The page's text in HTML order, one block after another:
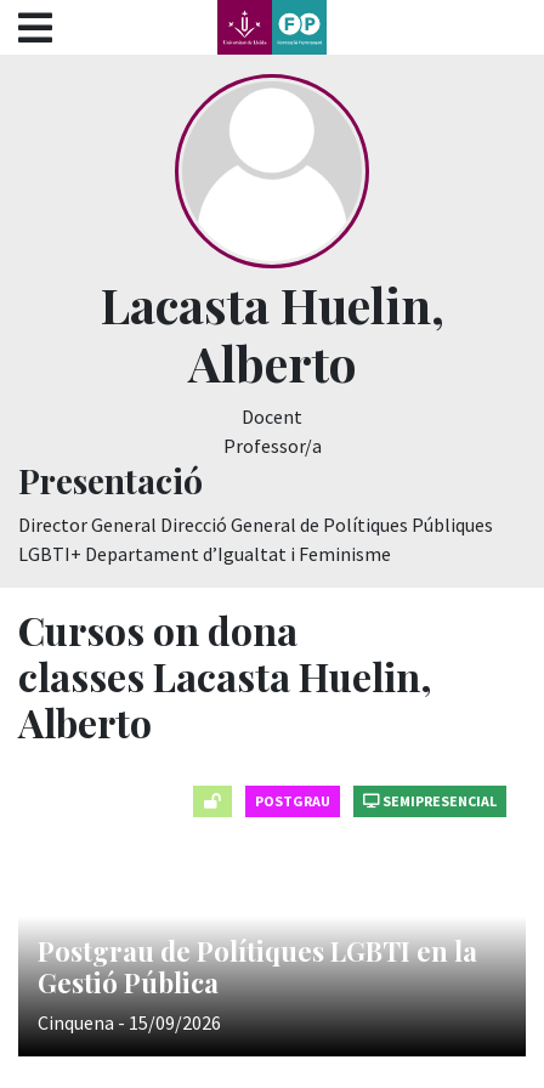
???label.access.jump.content???
???label.access.jump.header???
???label.access.jump.footer???
???label.access.jump.menu???
Lacasta Huelin,
Alberto
Docent
Professor/a
Presentació
Director General Direcció General de Polítiques Públiques
LGBTI+ Departament d’Igualtat i Feminisme
Cursos on dona
classes Lacasta Huelin,
Alberto
POSTGRAU SEMIPRESENCIAL
Postgrau de Polítiques LGBTI en la
Gestió Pública
Cinquena - 15/09/2026